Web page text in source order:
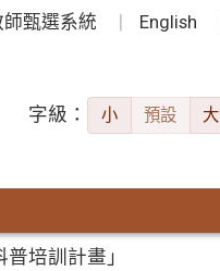
師甄選系統 English
字級： 小 預設 大
培訓計畫」